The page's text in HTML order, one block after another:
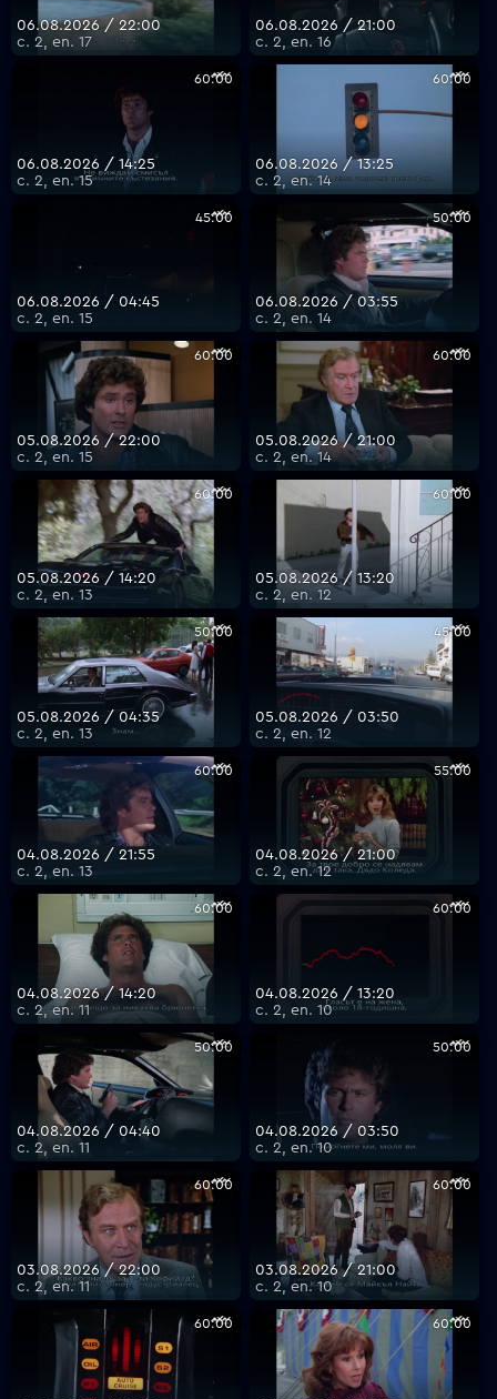
06.08.2026 / 22:00
с. 2, еп. 17
06.08.2026 / 21:00
с. 2, еп. 16
60:00
06.08.2026 / 14:25
с. 2, еп. 15
60:00
06.08.2026 / 13:25
с. 2, еп. 14
45:00
06.08.2026 / 04:45
с. 2, еп. 15
50:00
06.08.2026 / 03:55
с. 2, еп. 14
60:00
05.08.2026 / 22:00
с. 2, еп. 15
60:00
05.08.2026 / 21:00
с. 2, еп. 14
60:00
05.08.2026 / 14:20
с. 2, еп. 13
60:00
05.08.2026 / 13:20
с. 2, еп. 12
50:00
05.08.2026 / 04:35
с. 2, еп. 13
45:00
05.08.2026 / 03:50
с. 2, еп. 12
60:00
04.08.2026 / 21:55
с. 2, еп. 13
55:00
04.08.2026 / 21:00
с. 2, еп. 12
60:00
04.08.2026 / 14:20
с. 2, еп. 11
60:00
04.08.2026 / 13:20
с. 2, еп. 10
50:00
04.08.2026 / 04:40
с. 2, еп. 11
50:00
04.08.2026 / 03:50
с. 2, еп. 10
60:00
03.08.2026 / 22:00
с. 2, еп. 11
60:00
03.08.2026 / 21:00
с. 2, еп. 10
60:00 60:00